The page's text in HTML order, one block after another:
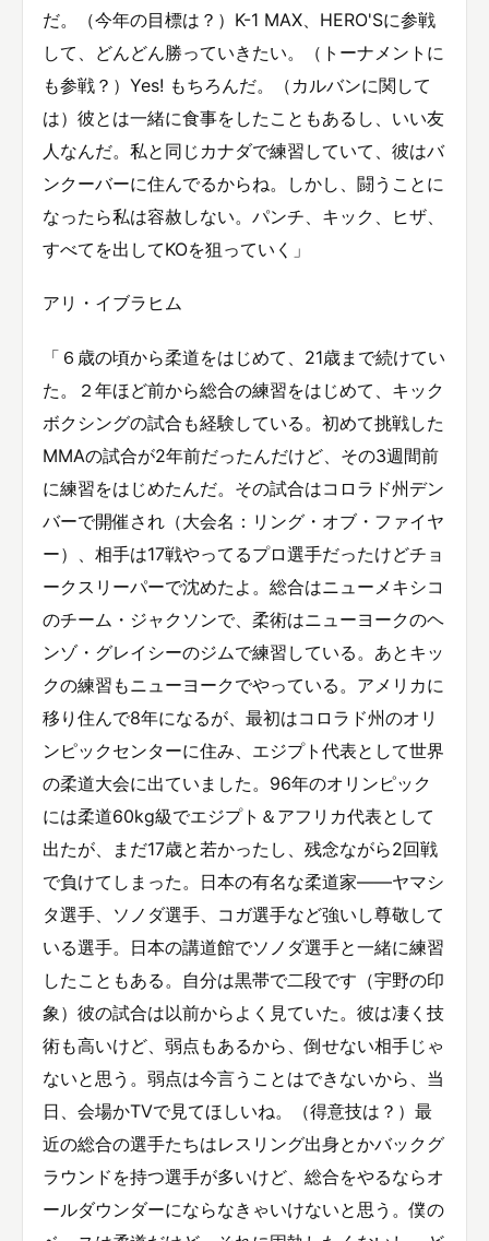
だ。（今年の目標は？）K-1 MAX、HERO'Sに参戦
して、どんどん勝っていきたい。（トーナメントに
も参戦？）Yes! もちろんだ。（カルバンに関して
は）彼とは一緒に食事をしたこともあるし、いい友
人なんだ。私と同じカナダで練習していて、彼はバ
ンクーバーに住んでるからね。しかし、闘うことに
なったら私は容赦しない。パンチ、キック、ヒザ、
すべてを出してKOを狙っていく」
アリ・イブラヒム
「６歳の頃から柔道をはじめて、21歳まで続けてい
た。２年ほど前から総合の練習をはじめて、キック
ボクシングの試合も経験している。初めて挑戦した
MMAの試合が2年前だったんだけど、その3週間前
に練習をはじめたんだ。その試合はコロラド州デン
バーで開催され（大会名：リング・オブ・ファイヤ
ー）、相手は17戦やってるプロ選手だったけどチョ
ークスリーパーで沈めたよ。総合はニューメキシコ
のチーム・ジャクソンで、柔術はニューヨークのヘ
ンゾ・グレイシーのジムで練習している。あとキッ
クの練習もニューヨークでやっている。アメリカに
移り住んで8年になるが、最初はコロラド州のオリ
ンピックセンターに住み、エジプト代表として世界
の柔道大会に出ていました。96年のオリンピック
には柔道60kg級でエジプト＆アフリカ代表として
出たが、まだ17歳と若かったし、残念ながら2回戦
で負けてしまった。日本の有名な柔道家――ヤマシ
タ選手、ソノダ選手、コガ選手など強いし尊敬して
いる選手。日本の講道館でソノダ選手と一緒に練習
したこともある。自分は黒帯で二段です（宇野の印
象）彼の試合は以前からよく見ていた。彼は凄く技
術も高いけど、弱点もあるから、倒せない相手じゃ
ないと思う。弱点は今言うことはできないから、当
日、会場かTVで見てほしいね。（得意技は？）最
近の総合の選手たちはレスリング出身とかバックグ
ラウンドを持つ選手が多いけど、総合をやるならオ
ールダウンダーにならなきゃいけないと思う。僕の